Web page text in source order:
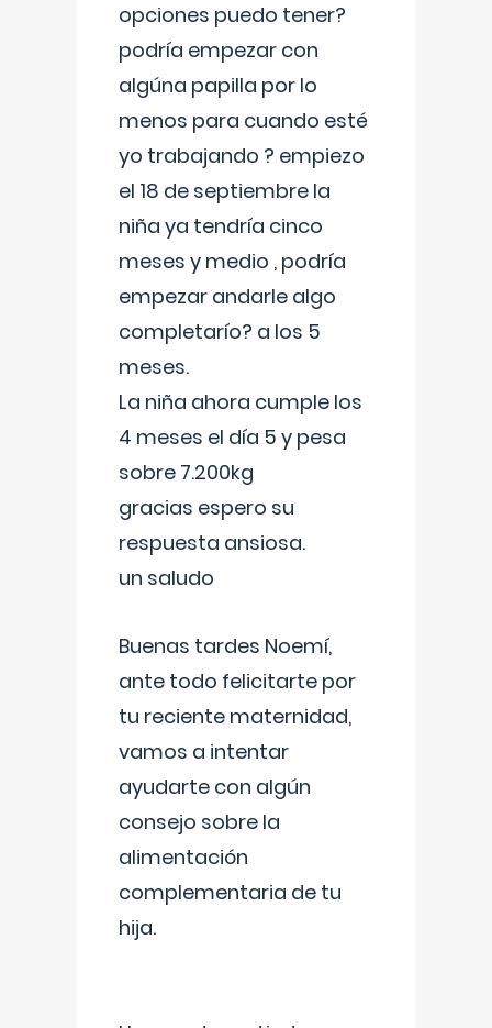
opciones puedo tener?
podría empezar con
algúna papilla por lo
menos para cuando esté
yo trabajando ? empiezo
el 18 de septiembre la
niña ya tendría cinco
meses y medio , podría
empezar andarle algo
completarío? a los 5
meses.
La niña ahora cumple los
4 meses el día 5 y pesa
sobre 7.200kg
gracias espero su
respuesta ansiosa.
un saludo
Buenas tardes Noemí,
ante todo felicitarte por
tu reciente maternidad,
vamos a intentar
ayudarte con algún
consejo sobre la
alimentación
complementaria de tu
hija.